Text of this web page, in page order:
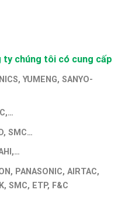
ty chúng tôi có cung cấp
YUMENG, SANYO-
SMC…
PANASONIC, AIRTAC,
SMC, ETP, F&C